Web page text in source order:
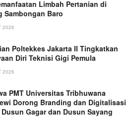
Limbah Pertanian di
Sambongan Baro
2026
Poltekkes Jakarta II Tingkatkan
Diri Teknisi Gigi Pemula
2026
PMT Universitas Tribhuwana
Dorong Branding dan Digitalisasi
Dusun Gagar dan Dusun Sayang